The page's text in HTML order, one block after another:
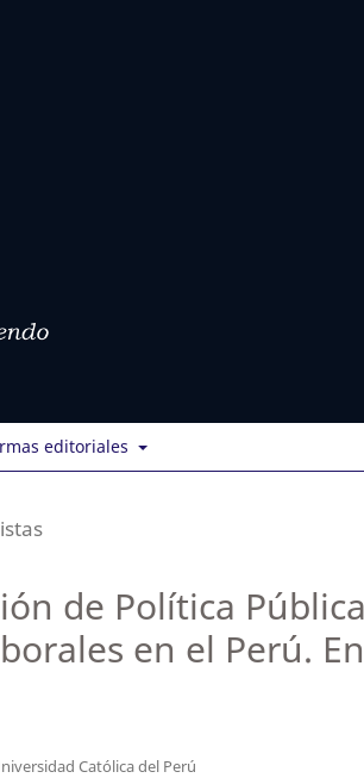
editoriales
de Política
en el Perú.
Católica del Perú